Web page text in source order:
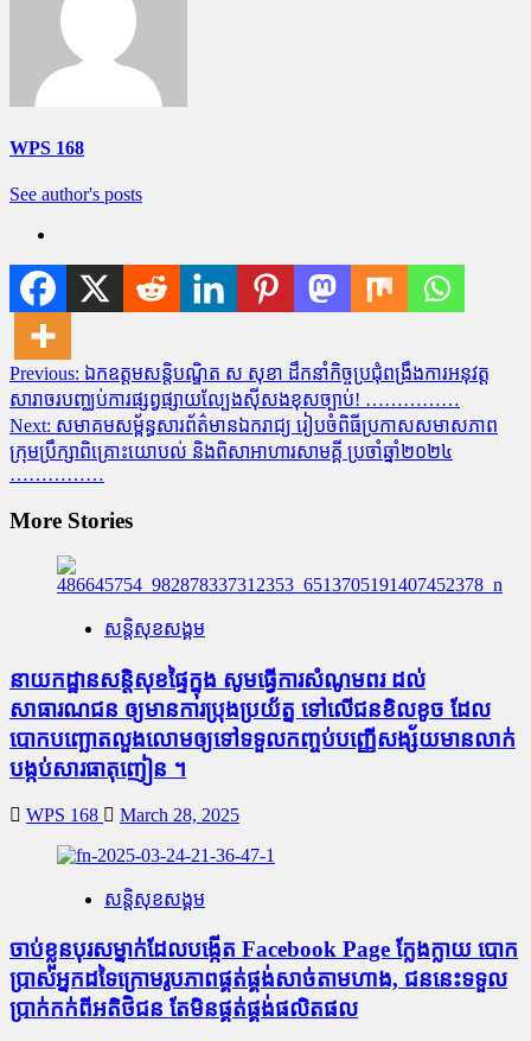
WPS 168
See author's posts
Post
navigation
Previous: ឯកឧត្តមសន្តិបណ្ឌិត ស សុខា ដឹកនាំកិច្ចប្រជុំពង្រឹងការអនុវត្ត
សារាចរបញ្ឈប់ការផ្សព្វផ្សាយល្បែងសុីសងខុសច្បាប់! ……………
Next: សមាគមសម្ព័ន្ធសារព័ត៌មានឯករាជ្យ រៀបចំពិធីប្រកាសសមាសភាព
ក្រុមប្រឹក្សាពិគ្រោះយោបល់ និងពិសាអាហារសាមគ្គី ប្រចាំឆ្នាំ២០២៤
……………
More Stories
សន្តិសុខសង្គម
នាយកដ្ឋានសន្តិសុខផ្ទៃក្នុង សូមធ្វើការសំណូមពរ ដល់
សាធារណជន ឲ្យមានការប្រុងប្រយ័ត្ន ទៅលើជនខិលខូច ដែល
បោកបញ្ឆោតលួងលោមឲ្យទៅទទួលកញ្ចប់បញ្ញើសង្ស័យមានលាក់
បង្កប់សារធាតុញៀន ។
WPS 168 March 28, 2025
សន្តិសុខសង្គម
ចាប់ខ្លួនបុរសម្នាក់ដែលបង្កើត Facebook Page ក្លែងក្លាយ បោក
ប្រាស់អ្នកដទៃក្រោមរូបភាពផ្គត់ផ្គង់សាច់តាមហាង, ជននេះទទួល
ប្រាក់កក់ពីអតិថិជន តែមិនផ្គត់ផ្គង់ផលិតផល